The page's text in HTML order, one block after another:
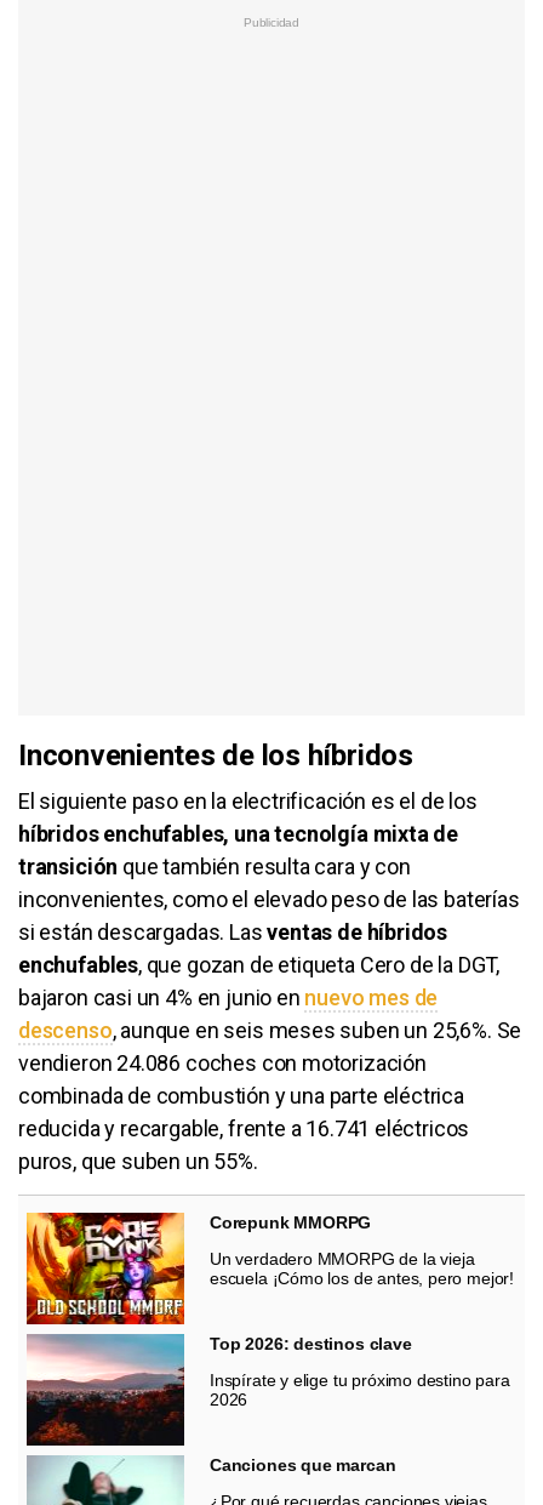
Inconvenientes de los híbridos
El siguiente paso en la electrificación es el de los
híbridos enchufables, una tecnolgía mixta de
transición que también resulta cara y con
inconvenientes, como el elevado peso de las baterías
si están descargadas. Lasventas de híbridos
enchufables, que gozan de etiqueta Cero de la DGT,
bajaron casi un 4% en junio en nuevo mes de
descenso, aunque en seis meses suben un 25,6%. Se
vendieron 24.086 coches con motorización
combinada de combustión y una parte eléctrica
reducida y recargable, frente a 16.741 eléctricos
puros, que suben un 55%.
Corepunk MMORPG
Un verdadero MMORPG de la vieja
escuela ¡Cómo los de antes, pero mejor!
Top 2026: destinos clave
Inspírate y elige tu próximo destino para
2026
Canciones que marcan
¿Por qué recuerdas canciones viejas